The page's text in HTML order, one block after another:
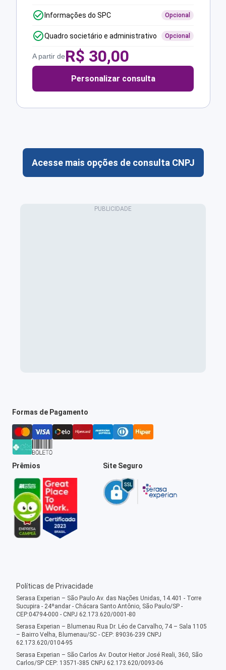
Informações do SPC Opcional
Quadro societário e administrativo Opcional
A partir deR$ 30,00
Personalizar consulta
Acesse mais opções de consulta CNPJ
Formas de Pagamento
Prêmios Site Seguro
Políticas de Privacidade
Serasa Experian – São Paulo Av. das Nações Unidas, 14.401 - Torre
Sucupira - 24ºandar - Chácara Santo Antônio, São Paulo/SP -
CEP:04794-000 - CNPJ 62.173.620/0001-80
Serasa Experian – Blumenau Rua Dr. Léo de Carvalho, 74 – Sala 1105
– Bairro Velha, Blumenau/SC - CEP: 89036-239 CNPJ
62.173.620/0104-95
Serasa Experian – São Carlos Av. Doutor Heitor José Reali, 360, São
Carlos/SP CEP: 13571-385 CNPJ 62.173.620/0093-06